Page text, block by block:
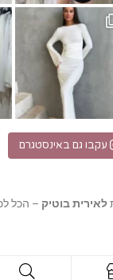
עקבו גם באינסטגרם
לאירית בוטיק – הכל